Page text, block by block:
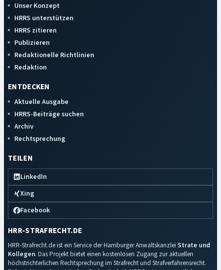
Unser Konzept
HRRS unterstützen
HRRS zitieren
Publizieren
Redaktionelle Richtlinien
Redaktion
ENTDECKEN
Aktuelle Ausgabe
HRRS-Beiträge suchen
Archiv
Rechtsprechung
TEILEN
LinkedIn
Xing
Facebook
HRR-STRAFRECHT.DE
HRR-Strafrecht.de ist ein Service der Hamburger Anwaltskanzlei Strate und
Kollegen. Das Projekt bietet einen kostenlosen Zugang zur aktuellen
höchstrichterlichen Rechtsprechung im Strafrecht und Strafverfahrensrecht.